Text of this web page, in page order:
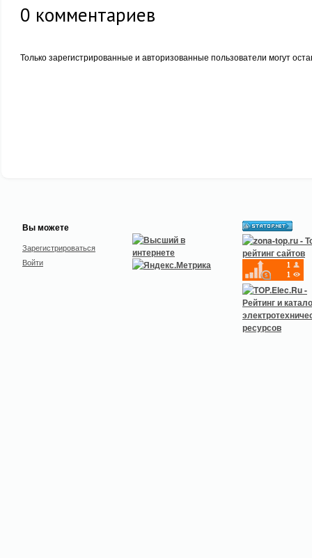
0 комментариев
Только зарегистрированные и авторизованные пользователи могут
Вы можете
Зарегистрироваться
Войти